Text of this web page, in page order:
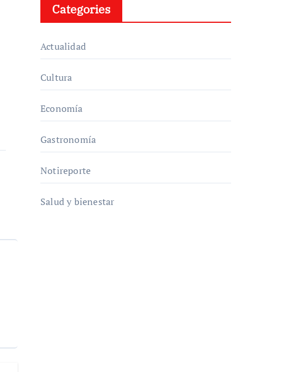
Categories
Actualidad
Cultura
Economía
Gastronomía
Notireporte
Salud y bienestar